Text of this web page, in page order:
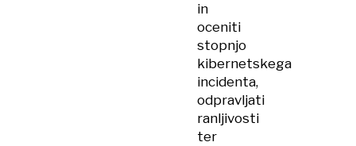
in
oceniti
stopnjo
kibernetskega
incidenta,
odpravljati
ranljivosti
ter